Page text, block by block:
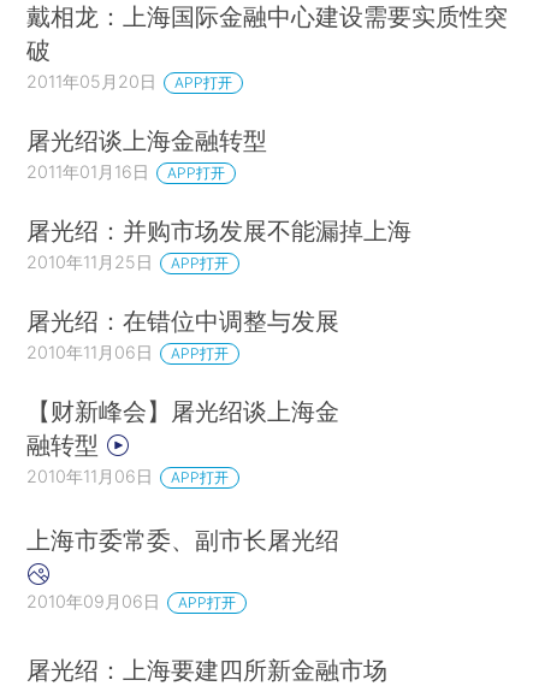
戴相龙：上海国际金融中心建设需要实质性突
破
2011年05月20日 APP打开
屠光绍谈上海金融转型
2011年01月16日 APP打开
屠光绍：并购市场发展不能漏掉上海
2010年11月25日 APP打开
屠光绍：在错位中调整与发展
2010年11月06日 APP打开
【财新峰会】屠光绍谈上海金
融转型
2010年11月06日 APP打开
上海市委常委、副市长屠光绍
2010年09月06日 APP打开
屠光绍：上海要建四所新金融市场